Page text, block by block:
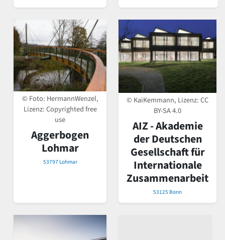
© Foto: HermannWenzel,
Lizenz: Copyrighted free
use
Aggerbogen
Lohmar
53797 Lohmar
© KaiKemmann, Lizenz:CC
BY-SA 4.0
AIZ - Akademie
der Deutschen
Gesellschaft für
Internationale
Zusammenarbeit
53125 Bonn